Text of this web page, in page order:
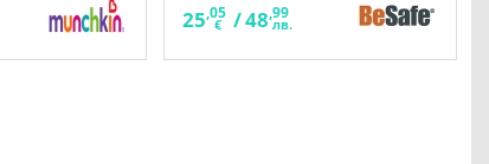
25,05
€ /48,99
лв.